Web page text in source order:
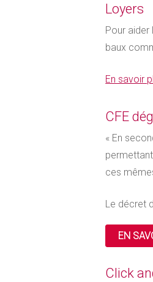
Loyers
Pour aider
baux
En savoir
CFE
« En
ces
Le décret
EN
Click